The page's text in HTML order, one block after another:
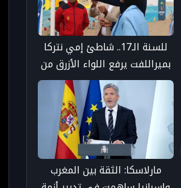
للسنة الـ17.. شاطئ إمي نتركا
بميراللفت يرفع اللواء الأزرق من
جديد
مارلاسكا: الثقة بين المغرب